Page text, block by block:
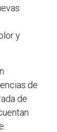
y
de
de